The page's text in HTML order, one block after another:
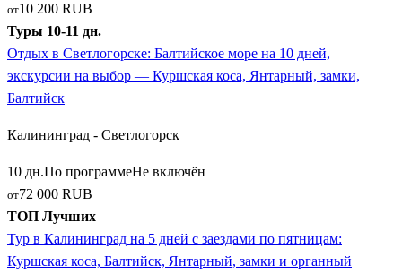
Планируя экскурсионный тур в Калининградскую область,
отталкивайтесь от своих главных приоритетов и количества
свободных дней. Для коротких поездок на выходные (3-4 дня)
идеально подойдут экспресс-программы, охватывающие
Калининград, Куршскую косу, Зеленоградск и Светлогорск.
Если вы хотите глубоко изучить регион и увидеть
туры на 6-8 дней. Наш каталог предлагает путевки на любой
вкус: от познавательных поездок весной и осенью до
пляжного отдыха на море в июле и августе. Забронируйте
свое янтарное путешествие заранее, и Балтика откроет вам
свои самые сокровенные тайны!
от10 200 RUB
Туры 10-11 дн.
Отдых в Светлогорске: Балтийское море на 10 дней,
экскурсии на выбор — Куршская коса, Янтарный, замки,
Балтийск
Калининград - Светлогорск
10 дн.По программеНе включён
от72 000 RUB
ТОП Лучших
Тур в Калининград на 5 дней с заездами по пятницам:
Куршская коса, Балтийск, Янтарный, замки и органный